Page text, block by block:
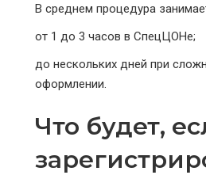
В среднем процедура
от 1 до 3 часов в СпецЦОНе;
до нескольких дней при
оформлении.
Что будет,